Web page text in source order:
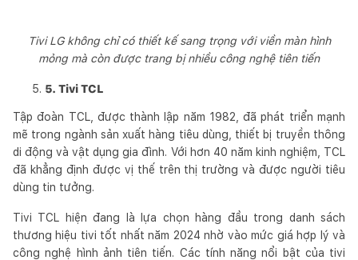
Tivi LG không chỉ có thiết kế sang trọng với viền màn hình
mỏng mà còn được trang bị nhiều công nghệ tiên tiến
5. Tivi TCL
Tập đoàn TCL, được thành lập năm 1982, đã phát triển mạnh
mẽ trong ngành sản xuất hàng tiêu dùng, thiết bị truyền thông
di động và vật dụng gia đình. Với hơn 40 năm kinh nghiệm, TCL
đã khẳng định được vị thế trên thị trường và được người tiêu
dùng tin tưởng.
Tivi TCL hiện đang là lựa chọn hàng đầu trong danh sách
thương hiệu tivi tốt nhất năm 2024 nhờ vào mức giá hợp lý và
công nghệ hình ảnh tiên tiến. Các tính năng nổi bật của tivi